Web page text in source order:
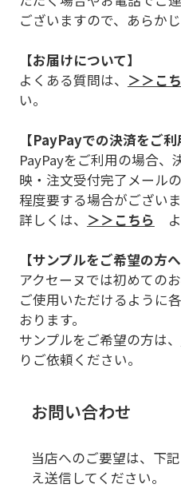
ございますので、あらか
【お届けについて】
よくある質問は、 ＞＞こ
い。
【PayPayでの決済をご利
PayPayをご利用の場合、
映・注文受付完了メール
程度要する場合がございま
詳しくは、 ＞＞こちら よ
【サンプルをご希望の方へ
アクセーヌでは初めての
ご使用いただけるように
おります。
サンプルをご希望の方は、
りご依頼ください。
お問い合わせ
当店へのご要望は、下
え送信してください。